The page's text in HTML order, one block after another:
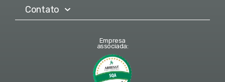
Contato
Empresa
associada: